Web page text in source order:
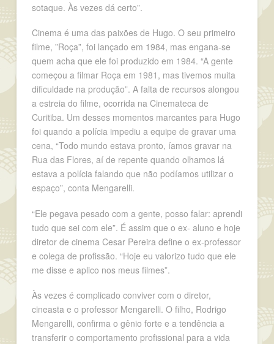
sotaque. Às vezes dá certo”.
Cinema é uma das paixões de Hugo. O seu primeiro
filme, ”Roça”, foi lançado em 1984, mas engana-se
quem acha que ele foi produzido em 1984. “A gente
começou a filmar Roça em 1981, mas tivemos muita
dificuldade na produção”. A falta de recursos alongou
a estreia do filme, ocorrida na Cinemateca de
Curitiba. Um desses momentos marcantes para Hugo
foi quando a polícia impediu a equipe de gravar uma
cena, “Todo mundo estava pronto, íamos gravar na
Rua das Flores, aí de repente quando olhamos lá
estava a polícia falando que não podíamos utilizar o
espaço”, conta Mengarelli.
“Ele pegava pesado com a gente, posso falar: aprendi
tudo que sei com ele”. É assim que o ex- aluno e hoje
diretor de cinema Cesar Pereira define o ex-professor
e colega de profissão. “Hoje eu valorizo tudo que ele
me disse e aplico nos meus filmes”.
Às vezes é complicado conviver com o diretor,
cineasta e o professor Mengarelli. O filho, Rodrigo
Mengarelli, confirma o gênio forte e a tendência a
transferir o comportamento profissional para a vida